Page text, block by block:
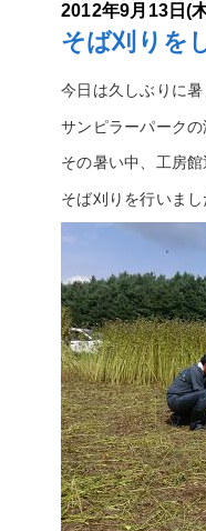
2012年9月13日(
そば刈りを
今日は久しぶりに暑
サンピラーパーク
その暑い中、工房
そば刈りを行いまし